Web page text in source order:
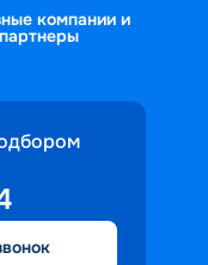
компании и